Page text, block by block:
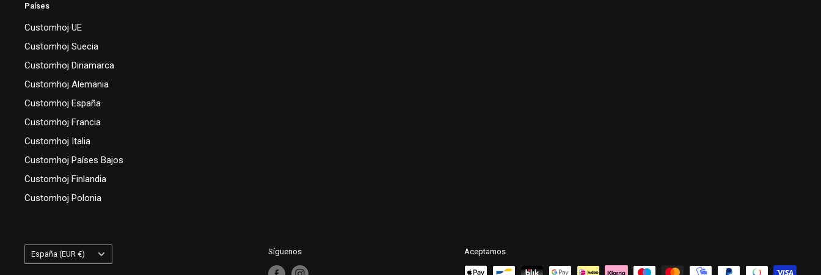
Países
Customhoj UE
Customhoj Suecia
Customhoj Dinamarca
Customhoj Alemania
Customhoj España
Customhoj Francia
Customhoj Italia
Customhoj Países Bajos
Customhoj Finlandia
Customhoj Polonia
País/región
España (EUR €) Síguenos Aceptamos